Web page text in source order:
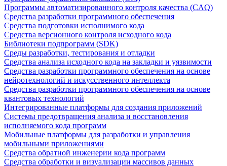
Программы автоматизированного контроля качества (CAQ)
Средства разработки программного обеспечения
Средства подготовки исполнимого кода
Средства версионного контроля исходного кода
Библиотеки подпрограмм (SDK)
Среды разработки, тестирования и отладки
Средства анализа исходного кода на закладки и уязвимости
Средства разработки программного обеспечения на основе
нейротехнологий и искусственного интеллекта
Средства разработки программного обеспечения на основе
квантовых технологий
Интегрированные платформы для создания приложений
Системы предотвращения анализа и восстановления
исполняемого кода программ
Мобильные платформы для разработки и управления
мобильными приложениями
Средства обратной инженерии кода программ
Средства обработки и визуализации массивов данных